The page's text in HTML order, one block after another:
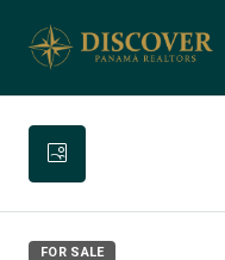
FOR SALE